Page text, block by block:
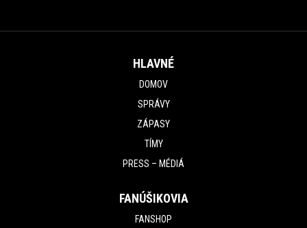
HLAVNÉ
DOMOV
SPRÁVY
ZÁPASY
TÍMY
PRESS – MÉDIÁ
FANÚŠIKOVIA
FANSHOP